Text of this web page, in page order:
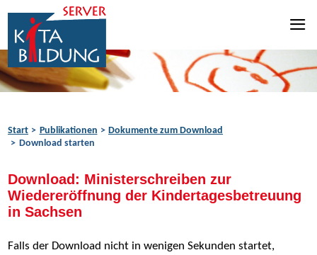
Zum Inhalt springen
Zur Navigation springen
Zum Fußbereich springen
Start Publikationen
Dokumente zum Download
Download starten
Download: Ministerschreiben zur
Wiedereröffnung der Kindertagesbetreuung
in Sachsen
Falls der Download nicht in wenigen Sekunden startet,